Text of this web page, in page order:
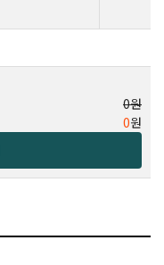
0원
0원